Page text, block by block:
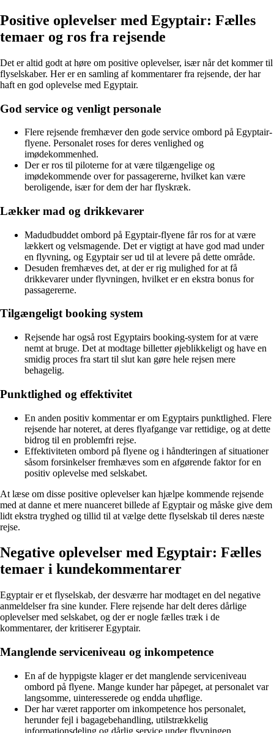
Positive oplevelser med Egyptair: Fælles
temaer og ros fra rejsende
Det er altid godt at høre om positive oplevelser, især når det kommer til
flyselskaber. Her er en samling af kommentarer fra rejsende, der har
haft en god oplevelse med Egyptair.
God service og venligt personale
Flere rejsende fremhæver den gode service ombord på Egyptair-
flyene. Personalet roses for deres venlighed og
imødekommenhed.
Der er ros til piloterne for at være tilgængelige og
imødekommende over for passagererne, hvilket kan være
beroligende, især for dem der har flyskræk.
Lækker mad og drikkevarer
Madudbuddet ombord på Egyptair-flyene får ros for at være
lækkert og velsmagende. Det er vigtigt at have god mad under
en flyvning, og Egyptair ser ud til at levere på dette område.
Desuden fremhæves det, at der er rig mulighed for at få
drikkevarer under flyvningen, hvilket er en ekstra bonus for
passagererne.
Tilgængeligt booking system
Rejsende har også rost Egyptairs booking-system for at være
nemt at bruge. Det at modtage billetter øjeblikkeligt og have en
smidig proces fra start til slut kan gøre hele rejsen mere
behagelig.
Punktlighed og effektivitet
En anden positiv kommentar er om Egyptairs punktlighed. Flere
rejsende har noteret, at deres flyafgange var rettidige, og at dette
bidrog til en problemfri rejse.
Effektiviteten ombord på flyene og i håndteringen af situationer
såsom forsinkelser fremhæves som en afgørende faktor for en
positiv oplevelse med selskabet.
At læse om disse positive oplevelser kan hjælpe kommende rejsende
med at danne et mere nuanceret billede af Egyptair og måske give dem
lidt ekstra tryghed og tillid til at vælge dette flyselskab til deres næste
rejse.
Negative oplevelser med Egyptair: Fælles
temaer i kundekommentarer
Egyptair er et flyselskab, der desværre har modtaget en del negative
anmeldelser fra sine kunder. Flere rejsende har delt deres dårlige
oplevelser med selskabet, og der er nogle fælles træk i de
kommentarer, der kritiserer Egyptair.
Manglende serviceniveau og inkompetence
En af de hyppigste klager er det manglende serviceniveau
ombord på flyene. Mange kunder har påpeget, at personalet var
langsomme, uinteresserede og endda uhøflige.
Der har været rapporter om inkompetence hos personalet,
herunder fejl i bagagebehandling, utilstrækkelig
informationsdeling og dårlig service under flyvningen.